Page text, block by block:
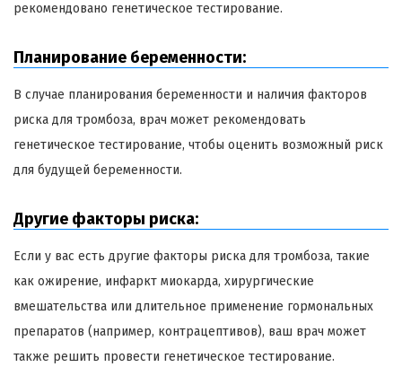
рекомендовано генетическое тестирование.
Планирование беременности:
В случае планирования беременности и наличия факторов
риска для тромбоза, врач может рекомендовать
генетическое тестирование, чтобы оценить возможный риск
для будущей беременности.
Другие факторы риска:
Если у вас есть другие факторы риска для тромбоза, такие
как ожирение, инфаркт миокарда, хирургические
вмешательства или длительное применение гормональных
препаратов (например, контрацептивов), ваш врач может
также решить провести генетическое тестирование.